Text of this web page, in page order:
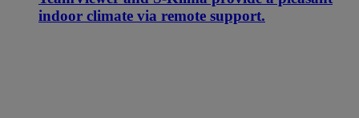
indoor climate via remote support.